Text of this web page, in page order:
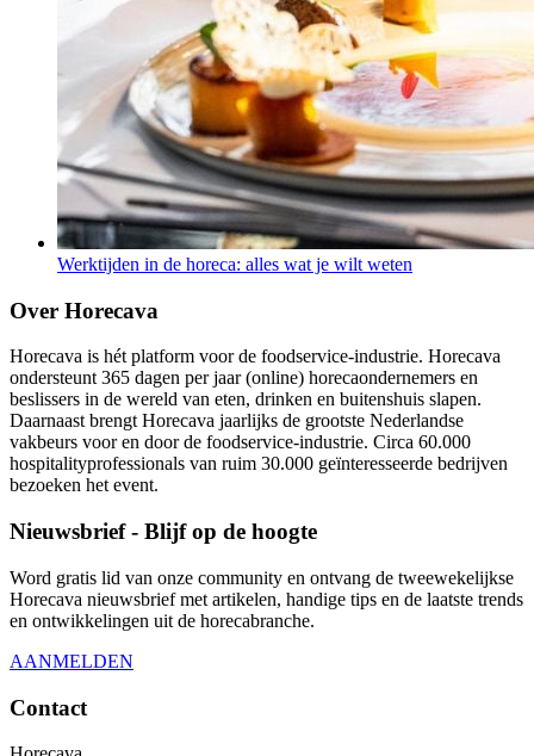
Werktijden in de horeca: alles wat je wilt weten
Over Horecava
Horecava is hét platform voor de foodservice-industrie. Horecava
ondersteunt 365 dagen per jaar (online) horecaondernemers en
beslissers in de wereld van eten, drinken en buitenshuis slapen.
Daarnaast brengt Horecava jaarlijks de grootste Nederlandse
vakbeurs voor en door de foodservice-industrie. Circa 60.000
hospitalityprofessionals van ruim 30.000 geïnteresseerde bedrijven
bezoeken het event.
Nieuwsbrief - Blijf op de hoogte
Word gratis lid van onze community en ontvang de tweewekelijkse
Horecava nieuwsbrief met artikelen, handige tips en de laatste trends
en ontwikkelingen uit de horecabranche.
AANMELDEN
Contact